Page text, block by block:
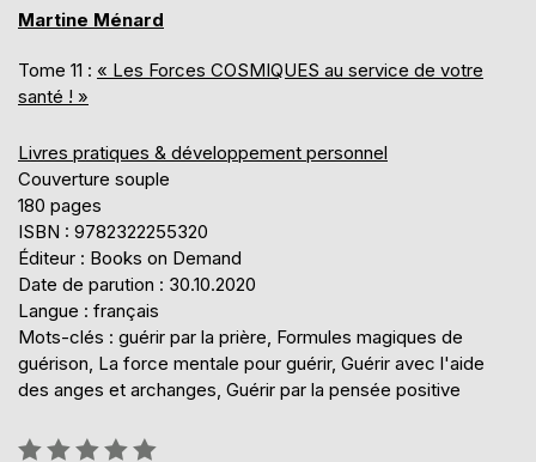
Martine Ménard
Tome 11 : « Les Forces COSMIQUES au service de votre
santé ! »
Livres pratiques & développement personnel
Couverture souple
180 pages
ISBN : 9782322255320
Éditeur : Books on Demand
Date de parution : 30.10.2020
Langue : français
Mots-clés : guérir par la prière, Formules magiques de
guérison, La force mentale pour guérir, Guérir avec l'aide
des anges et archanges, Guérir par la pensée positive
Évaluation: